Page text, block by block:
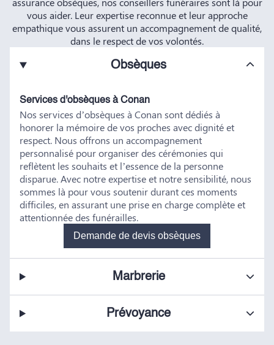
vous aider. Leur expertise reconnue et leur approche
empathique vous assurent un accompagnement de qualité,
dans le respect de vos volontés.
Obsèques
Services d'obsèques à Conan
Nos services d’obsèques à Conan sont dédiés à
honorer la mémoire de vos proches avec dignité et
respect. Nous offrons un accompagnement
personnalisé pour organiser des cérémonies qui
reflètent les souhaits et l’essence de la personne
disparue. Avec notre expertise et notre sensibilité, nous
sommes là pour vous soutenir durant ces moments
difficiles, en assurant une prise en charge complète et
attentionnée des funérailles.
Demande de devis obsèques
Marbrerie
Prévoyance